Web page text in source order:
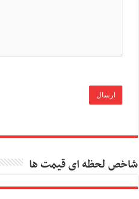
شاخص لحظه ای قیمت ها